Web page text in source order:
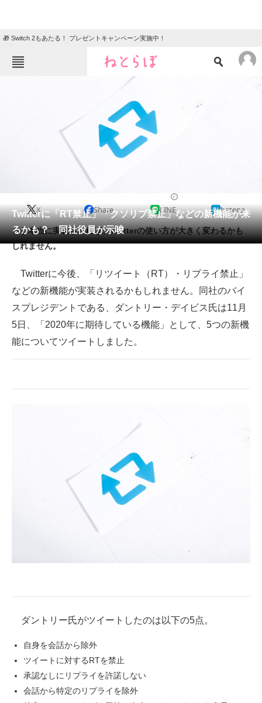
🎁 Switch 2もあたる！ プレゼントキャンペーン実施中！
クイズ
地域
会員記事
メディア
ITの今と未来を見通す
スマホと通信の最新トレンド
進化するPCとデバイスの未来
ビジネスと働き方のヒント
経営リーダーのコミュニティ
マーケ×ITの今がよく分かる
ITエンジニア向け専門サイト
IT製品の技術・比較・事例
モノづくり技術者専門サイト
エレクトロニクス専門サイト
電子設計の基本と応用
エネルギーの専門メディア
Twitterに「RT禁止」「クソリプ禁止」などの新機能が来
るかも？ 同社役員が示唆
X Share LINE hatena
もし本当に実装されれば、Twitterの使い方が大きく変わるかも
しれません。
Twitterに今後、「リツイート（RT）・リプライ禁止」
などの新機能が実装されるかもしれません。同社のバイ
スプレジデントである、ダントリー・デイビス氏は11月
5日、「2020年に期待している機能」として、5つの新機
能についてツイートしました。
ダントリー氏がツイートしたのは以下の5点。
自身を会話から除外
ツイートに対するRTを禁止
承認なしにリプライを許諾しない
会話から特定のリプライを除外